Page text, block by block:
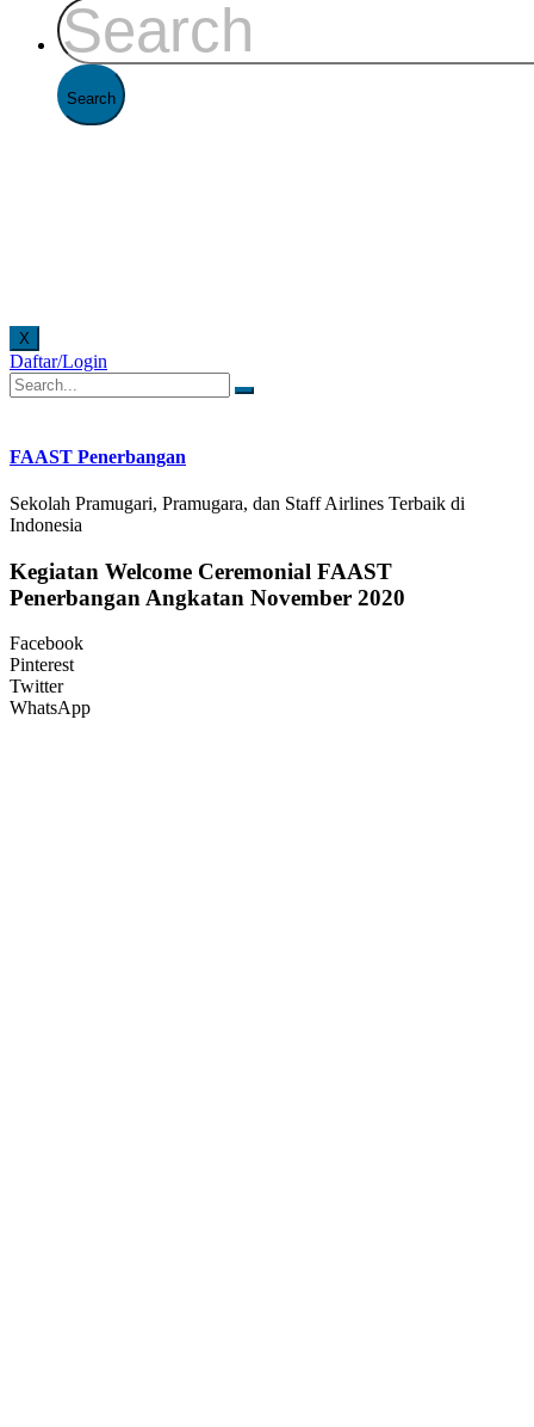
X
Daftar/Login
FAAST Penerbangan
Sekolah Pramugari, Pramugara, dan Staff Airlines Terbaik di
Indonesia
Kegiatan Welcome Ceremonial FAAST
Penerbangan Angkatan November 2020
Facebook
Pinterest
Twitter
WhatsApp